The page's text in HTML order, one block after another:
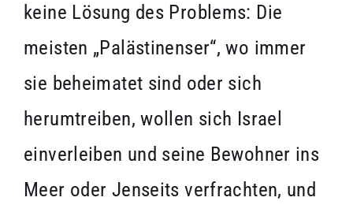
keine Lösung des Problems: Die
meisten „Palästinenser“, wo immer
sie beheimatet sind oder sich
herumtreiben, wollen sich Israel
einverleiben und seine Bewohner ins
Meer oder Jenseits verfrachten, und